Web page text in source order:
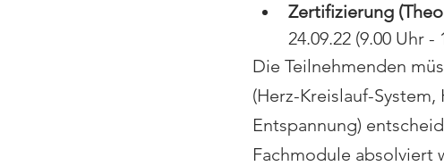
Zertifizierung
24.09.22 (9.00 Uhr -
Die Teilnehmenden
(Herz-Kreislauf-
Entspannung)
Fachmodule absolviert